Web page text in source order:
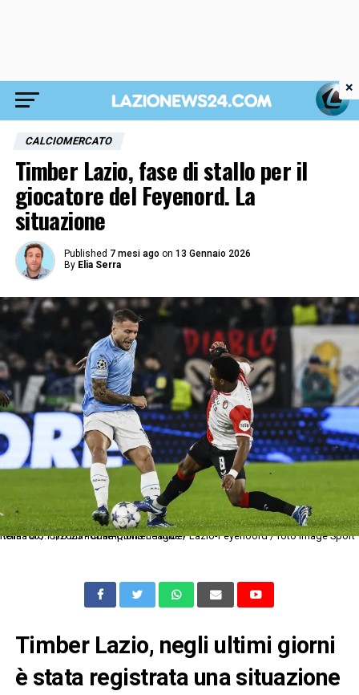
CALCIOMERCATO
Timber Lazio, fase di stallo per il
giocatore del Feyenord. La
situazione
Published 7 mesi ago on 13 Gennaio 2026
By Elia Serra
Roma 07/11/2023 - Champions League / Lazio-Feyenoord / foto Image Sport nella foto: Ciro Immobile-Quinten Timber
Timber Lazio, negli ultimi giorni
è stata registrata una situazione
×